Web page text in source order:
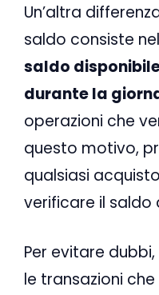
Un’altra
saldo consiste
saldo
durante la
operazioni che
questo motivo,
qualsiasi
verificare il saldo
Per evitare
le transazioni